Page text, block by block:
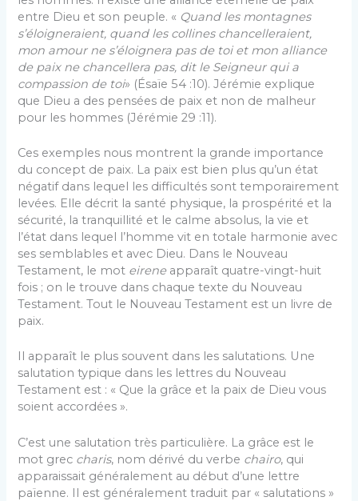
entre Dieu et son peuple. « Quand les montagnes
s’éloigneraient, quand les collines chancelleraient,
mon amour ne s’éloignera pas de toi et mon alliance
de paix ne chancellera pas, dit le Seigneur qui a
compassion de toi» (Ésaïe 54 :10). Jérémie explique
que Dieu a des pensées de paix et non de malheur
pour les hommes (Jérémie 29 :11).
Ces exemples nous montrent la grande importance
du concept de paix. La paix est bien plus qu’un état
négatif dans lequel les difficultés sont temporairement
levées. Elle décrit la santé physique, la prospérité et la
sécurité, la tranquillité et le calme absolus, la vie et
l’état dans lequel l’homme vit en totale harmonie avec
ses semblables et avec Dieu. Dans le Nouveau
Testament, le mot eireneapparaît quatre-vingt-huit
fois ; on le trouve dans chaque texte du Nouveau
Testament. Tout le Nouveau Testament est un livre de
paix.
Il apparaît le plus souvent dans les salutations. Une
salutation typique dans les lettres du Nouveau
Testament est : « Que la grâce et la paix de Dieu vous
soient accordées ».
C’est une salutation très particulière. La grâce est le
mot grec charis, nom dérivé du verbe chairo, qui
apparaissait généralement au début d’une lettre
païenne. Il est généralement traduit par « salutations »